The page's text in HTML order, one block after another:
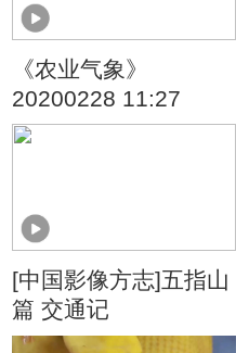
《农业气象》
20200228 11:27
[中国影像方志]五指山
篇 交通记